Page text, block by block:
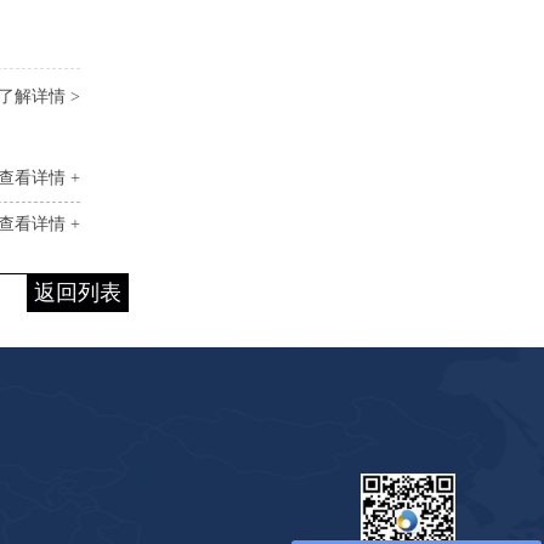
解详情 >
看详情 +
看详情 +
返回列表